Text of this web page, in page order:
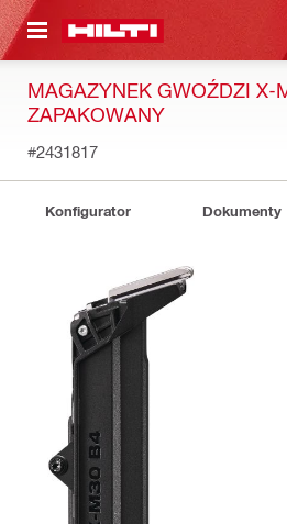
GŁÓWNEJ
MAGAZYNEK GWOŹDZI X-
ZAPAKOWANY
#2431817
Konfigurator Dokumenty